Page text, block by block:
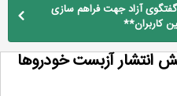
آزاد جهت فراهم سازی
کاربران**
انتشار آزبست خودروها